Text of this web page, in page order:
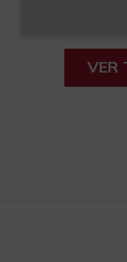
VER